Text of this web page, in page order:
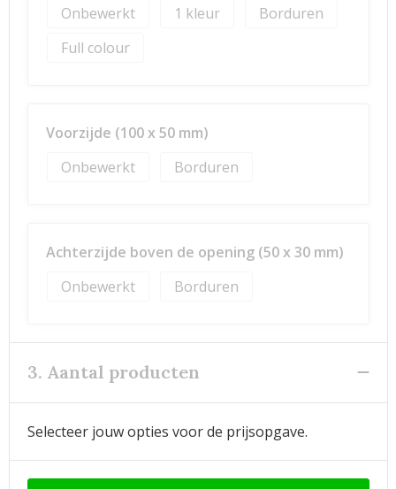
Onbewerkt
1
Borduren
Full colour
Voorzijde (100 x 50 mm)
Onbewerkt
Borduren
Achterzijde boven de opening (50 x 30 mm)
Onbewerkt
Borduren
3. Aantal producten
Selecteer jouw opties voor de prijsopgave.